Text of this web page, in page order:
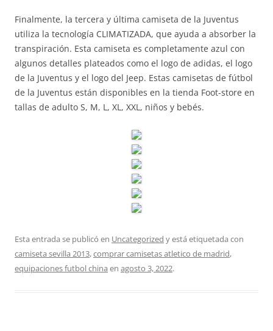
Finalmente, la tercera y última camiseta de la Juventus
utiliza la tecnología CLIMATIZADA, que ayuda a absorber la
transpiración. Esta camiseta es completamente azul con
algunos detalles plateados como el logo de adidas, el logo
de la Juventus y el logo del Jeep. Estas camisetas de fútbol
de la Juventus están disponibles en la tienda Foot-store en
tallas de adulto S, M, L, XL, XXL, niños y bebés.
Esta entrada se publicó en Uncategorized y está etiquetada con
camiseta sevilla 2013,comprar camisetas atletico de madrid,
equipaciones futbol china en agosto 3, 2022.